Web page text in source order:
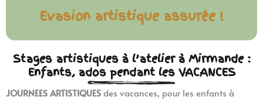
Evasion artistique assurée !
Stages artistiques à l’atelier à Mirmande :
Enfants, ados pendant les VACANCES
JOURNEES ARTISTIQUESdes vacances, pour les enfants à